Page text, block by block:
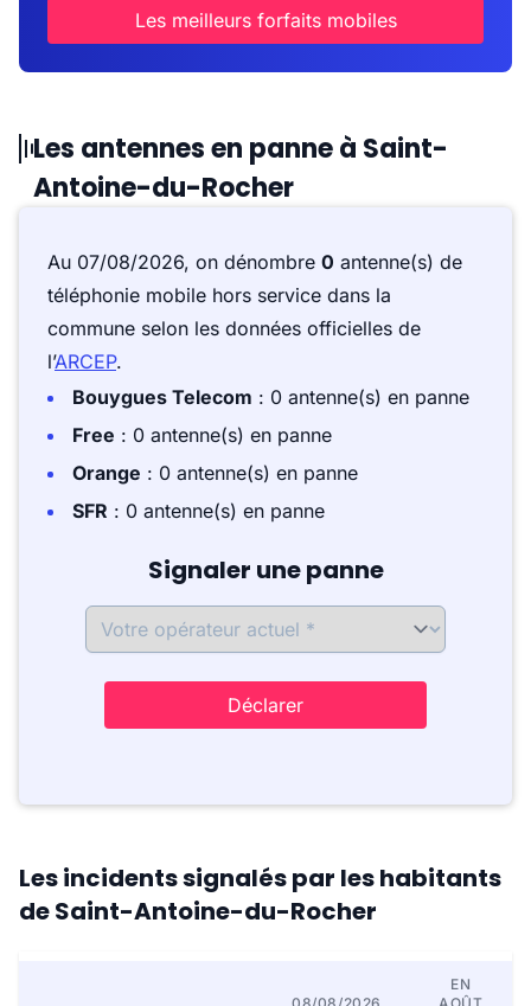
Les meilleurs forfaits mobiles
Les antennes en panne à Saint-
Antoine-du-Rocher
Au 07/08/2026, on dénombre 0 antenne(s) de
téléphonie mobile hors service dans la
commune selon les données officielles de
l’ARCEP.
Bouygues Telecom : 0 antenne(s) en panne
Free : 0 antenne(s) en panne
Orange : 0 antenne(s) en panne
SFR : 0 antenne(s) en panne
Signaler une panne
Déclarer
Les incidents signalés par les habitants
de Saint-Antoine-du-Rocher
EN